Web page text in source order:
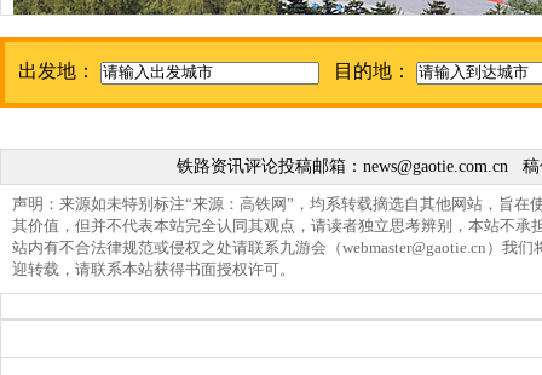
出发地： 目的地：
铁路资讯评论投稿邮箱： news@gaotie.com.cn稿
声明：来源如未特别标注“来源：高铁网”，均系转载摘选自其他网站，旨在
其价值，但并不代表本站完全认同其观点，请读者独立思考辨别，本站不承
站内有不合法律规范或侵权之处请联系九游会（webmaster@gaotie.cn ）我们
迎转载，请联系本站获得书面授权许可。